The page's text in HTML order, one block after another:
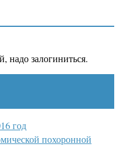
надо залогиниться.
год
похоронной